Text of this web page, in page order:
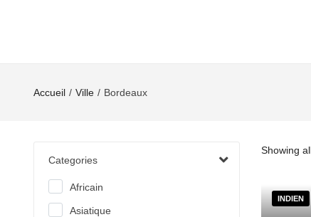
Accueil Ville Bordeaux
Categories
Africain
Asiatique
Showing
INDIEN